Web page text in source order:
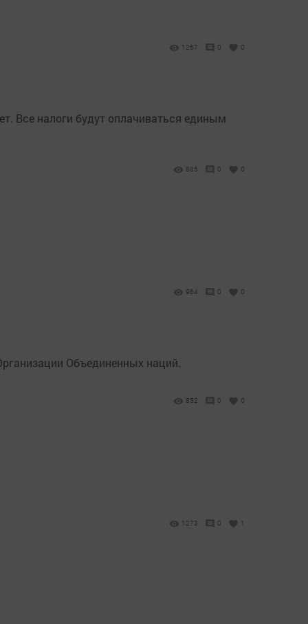
1267 0 0
Все налоги будут оплачиваться единым
885 0 0
964 0 0
Объединенных наций.
852 0 0
1273 0 1